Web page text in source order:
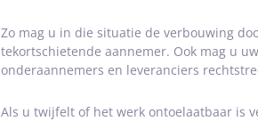
Zo mag u in die situatie de verbouwing
tekortschietende aannemer. Ook mag u
onderaannemers en leveranciers
Als u twijfelt of het werk ontoelaatbaar is